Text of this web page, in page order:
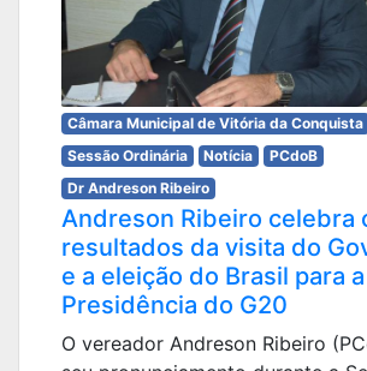
Câmara Municipal de Vitória da Conquista
Sessão Ordinária
Notícia
PCdoB
Dr Andreson Ribeiro
Andreson Ribeiro celebra
resultados da visita do
e a eleição do Brasil para a
Presidência do G20
O vereador Andreson Ribeiro